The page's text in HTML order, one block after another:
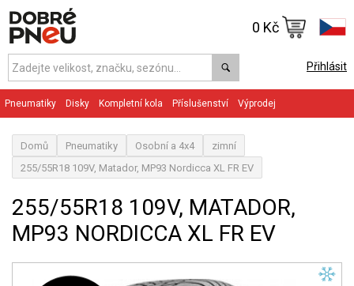
Přihlásit
0 Kč
Pneumatiky Disky Kompletní kola Příslušenství Výprodej
Domů Pneumatiky Osobní a 4x4
zimní
255/55R18 109V, Matador, MP93 Nordicca XL FR EV
255/55R18 109V, MATADOR,
MP93 NORDICCA XL FR EV